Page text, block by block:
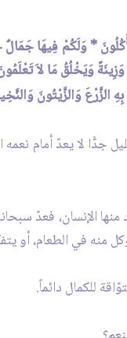
* وَلَكُمْ فِيهَا
وَيَخْلُقُ مَا لاَ
وَالزَّيْتُونَ
جدًّا لا يعدّ أمام
الإنسان، فعدّ
منه في الطعام، أو
للكمال دائماً.